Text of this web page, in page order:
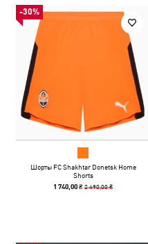
-30%
Шорты FC Shakhtar Donetsk Home
Shorts
1 740,00 ₴2 490,00 ₴